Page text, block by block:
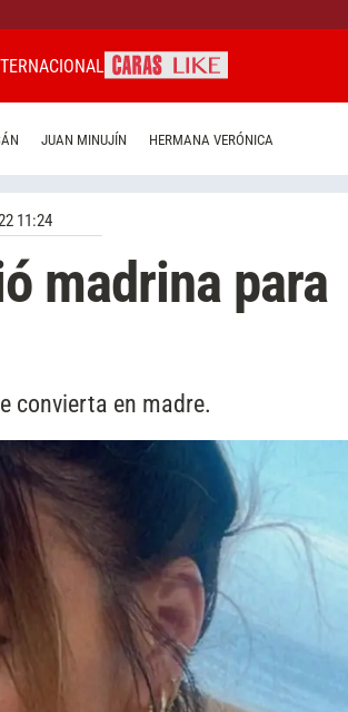
JUAN MINUJÍN HERMANA VERÓNICA
11:24
madrina para
convierta en madre.